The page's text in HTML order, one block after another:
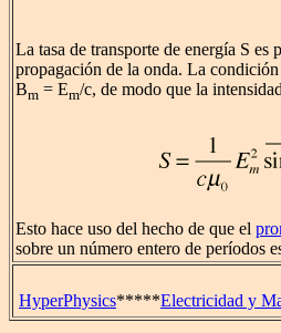
La tasa de transporte de energía S
propagación de la onda. La
Bm = Em/c, de modo que la
Esto hace uso del hecho de que el
sobre un número entero de períodos
HyperPhysics*****Electricidad y